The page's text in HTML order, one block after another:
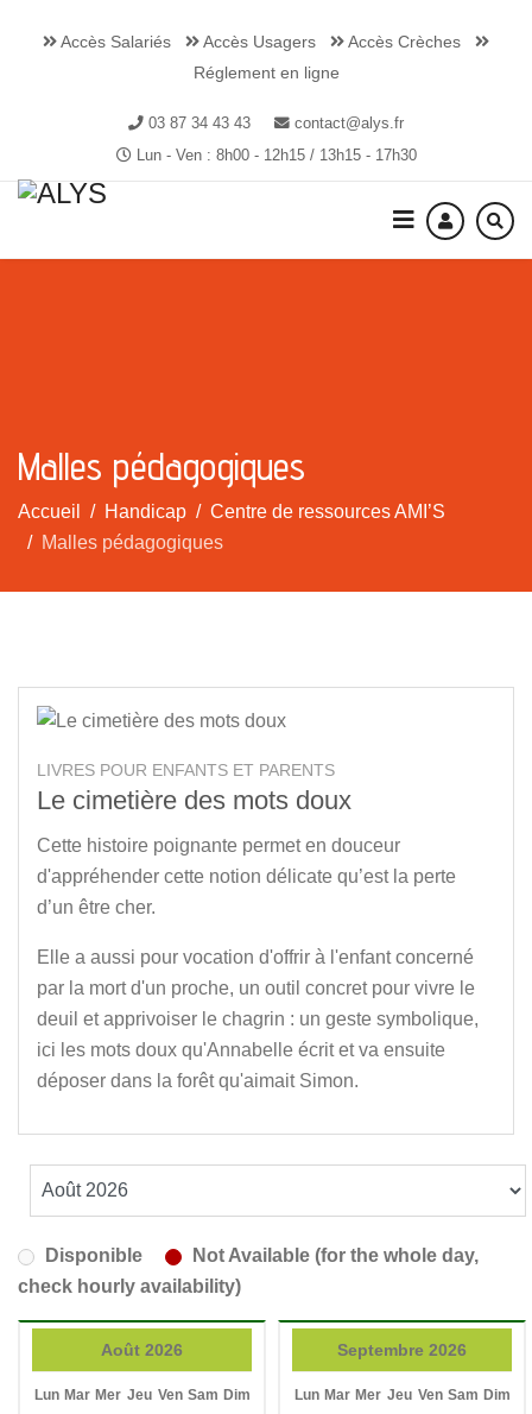
Accès Salariés Accès Usagers
Accès Crèches
Réglement en ligne
03 87 34 43 43
contact@alys.fr
Lun - Ven : 8h00 - 12h15 / 13h15 - 17h30
Malles pédagogiques
Accueil Handicap
Centre de ressources AMI’S
Malles pédagogiques
LIVRES POUR ENFANTS ET PARENTS
Le cimetière des mots doux
Cette histoire poignante permet en douceur
d'appréhender cette notion délicate qu’est la perte
d’un être cher.
Elle a aussi pour vocation d'offrir à l'enfant concerné
par la mort d'un proche, un outil concret pour vivre le
deuil et apprivoiser le chagrin : un geste symbolique,
ici les mots doux qu'Annabelle écrit et va ensuite
déposer dans la forêt qu'aimait Simon.
Disponible
Not Available (for the whole day,
check hourly availability)
Août 2026
Lun Mar Mer Jeu Ven Sam Dim
Septembre 2026
Lun Mar Mer Jeu Ven Sam Dim